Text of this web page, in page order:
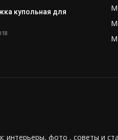
купольная для
интерьеры, фото , советы и